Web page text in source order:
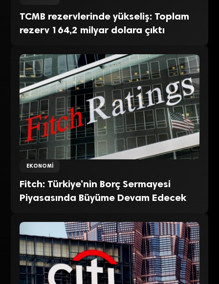
TCMB rezervlerinde yükseliş: Toplam
rezerv 164,2 milyar dolara çıktı
EKONOMI
Fitch: Türkiye’nin Borç Sermayesi
Piyasasında Büyüme Devam Edecek